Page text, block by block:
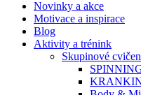
Novinky a akce
Motivace a inspirace
Blog
Aktivity a trénink
Skupinové